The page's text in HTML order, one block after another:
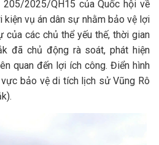
2025/QH15 của Quốc hội về
kiện vụ án dân sự nhằm bảo vệ lợi
của các chủ thể yếu thế, thời gian
đã chủ động rà soát, phát hiện
quan đến lợi ích công. Điển hình
bảo vệ di tích lịch sử Vũng Rô